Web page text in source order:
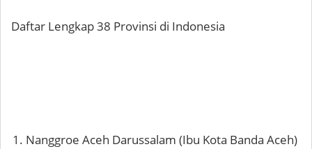
Daftar Lengkap 38 Provinsi di Indonesia
Nanggroe Aceh Darussalam (Ibu Kota Banda Aceh)